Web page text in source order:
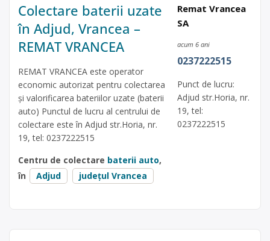
Colectare baterii uzate
în Adjud, Vrancea –
REMAT VRANCEA
REMAT VRANCEA este operator
economic autorizat pentru colectarea
și valorificarea bateriilor uzate (baterii
auto) Punctul de lucru al centrului de
colectare este în Adjud str.Horia, nr.
19, tel: 0237222515
Centru de colectare baterii auto,
în
Adjud județul Vrancea
Remat Vrancea
SA
acum 6 ani
0237222515
Punct de lucru:
Adjud str.Horia, nr.
19, tel:
0237222515